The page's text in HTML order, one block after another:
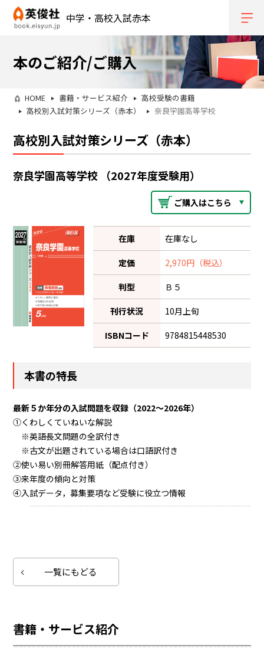
中学・高校入試赤本
本のご紹介/ご購入
HOME 書籍・サービス紹介
高校受験の書籍
高校別入試対策シリーズ（赤本）
奈良学園高等学校
高校別入試対策シリーズ（赤本）
奈良学園高等学校 （2027年度受験用）
ご購入はこちら
在庫 在庫なし
定価 2,970円（税込）
判型 Ｂ５
刊行状況 10月上旬
ISBNコード 9784815448530
本書の特長
最新５か年分の入試問題を収録（2022～2026年）
①くわしくていねいな解説
※英語長文問題の全訳付き
※古文が出題されている場合は口語訳付き
②使い易い別冊解答用紙（配点付き）
③来年度の傾向と対策
④入試データ，募集要項など受験に役立つ情報
一覧にもどる
書籍・サービス紹介